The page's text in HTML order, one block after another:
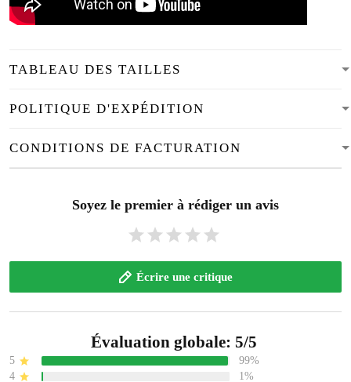
TABLEAU DES TAILLES
POLITIQUE D'EXPÉDITION
CONDITIONS DE FACTURATION
Soyez le premier à rédiger un avis
Écrire une critique
Évaluation globale: 5/5
5
99%
4
1%